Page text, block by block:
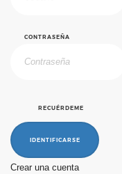
CONTRASEÑA
RECUÉRDEME
IDENTIFICARSE
Crear una cuenta